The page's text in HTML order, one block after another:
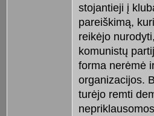
stojantieji į
pareiškimą,
reikėjo
komunistų
forma nerėmė
organizacijos.
turėjo remti